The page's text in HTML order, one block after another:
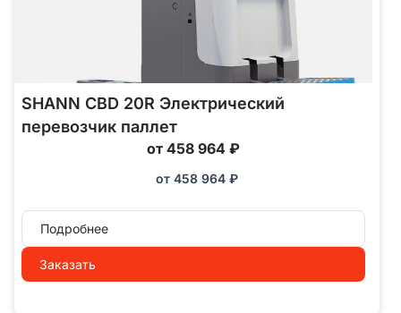
SHANN CBD 20R Электрический
перевозчик паллет
от 458 964 ₽
от 458 964 ₽
Подробнее
Заказать